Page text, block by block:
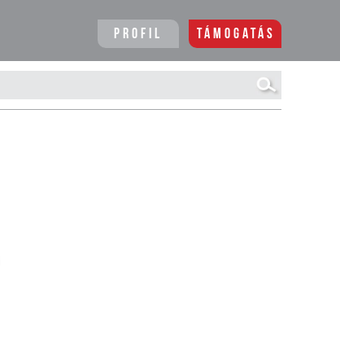
Profil Támogatás